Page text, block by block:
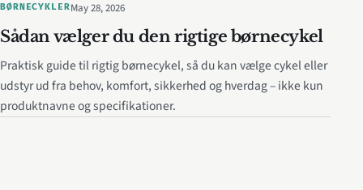
BØRNECYKLERMay 28, 2026
Sådan vælger du den rigtige børnecykel
Praktisk guide til rigtig børnecykel, så du kan vælge cykel eller
udstyr ud fra behov, komfort, sikkerhed og hverdag – ikke kun
produktnavne og specifikationer.